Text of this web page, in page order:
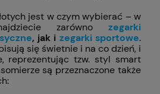
jest w czym wybierać – w
zarówno zegarki
, jak i zegarki sportowe.
się świetnie i na co dzień, i
reprezentując tzw. styl smart
są przeznaczone także